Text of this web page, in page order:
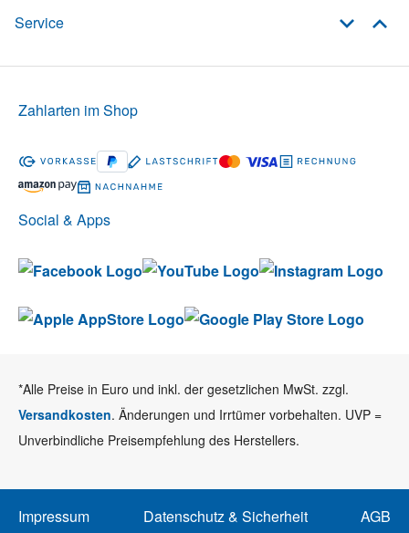
Service
Social & Apps
Zahlarten im Shop
*Alle Preise in Euro und inkl. der gesetzlichen MwSt. zzgl.
Versandkosten. Änderungen und Irrtümer vorbehalten. UVP =
Unverbindliche Preisempfehlung des Herstellers.
Impressum Datenschutz & Sicherheit AGB